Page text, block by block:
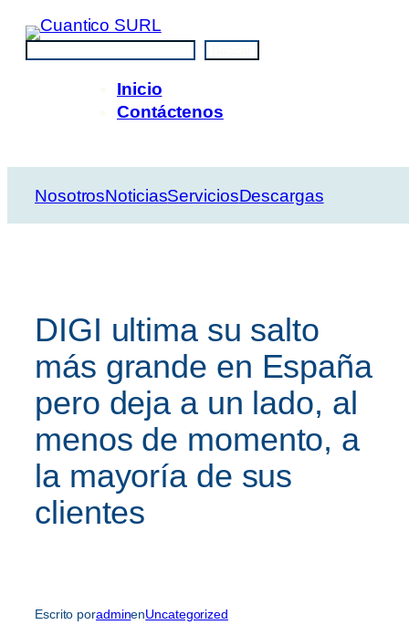
Saltar
contenido
Inicio
Contáctenos
NosotrosNoticiasServiciosDescargas
DIGI ultima su salto
más grande en España
pero deja a un lado, al
menos de momento, a
la mayoría de sus
clientes
Escrito poradminenUncategorized